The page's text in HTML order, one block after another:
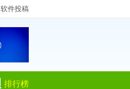
软件投稿
排行榜